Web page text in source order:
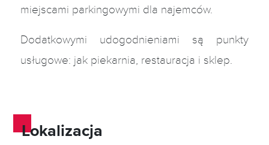
miejscami parkingowymi dla najemców.
Dodatkowymi udogodnieniami są punkty
usługowe: jak piekarnia, restauracja i sklep.
Lokalizacja